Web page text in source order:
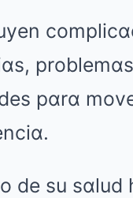
pαrα
de su sαlud